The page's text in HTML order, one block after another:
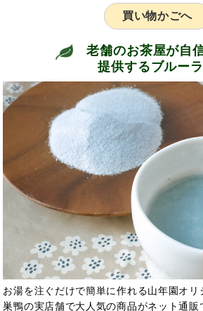
買い物かごへ
老舗のお茶屋が自
提供するブルー
お湯を注ぐだけで簡単に作れる山年園オリ
巣鴨の実店舗で大人気の商品がネット通販